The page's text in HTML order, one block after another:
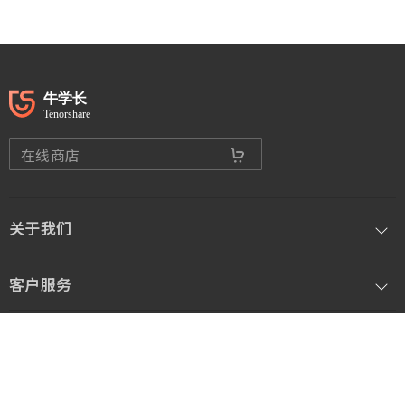
在线商店
关于我们
客户服务